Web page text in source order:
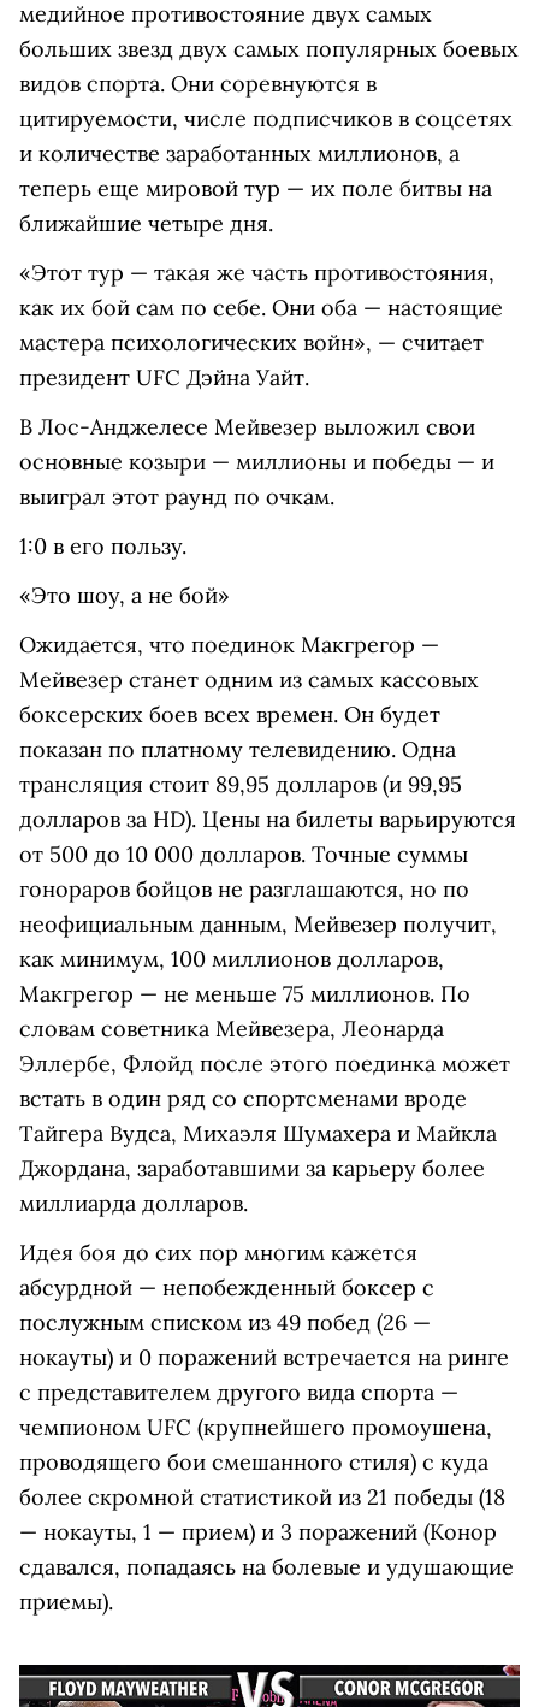
медийное противостояние двух самых
больших звезд двух самых популярных боевых
видов спорта. Они соревнуются в
цитируемости, числе подписчиков в соцсетях
и количестве заработанных миллионов, а
теперь еще мировой тур — их поле битвы на
ближайшие четыре дня.
«Этот тур — такая же часть противостояния,
как их бой сам по себе. Они оба — настоящие
мастера психологических войн», — считает
президент UFC Дэйна Уайт.
В Лос-Анджелесе Мейвезер выложил свои
основные козыри — миллионы и победы — и
выиграл этот раунд по очкам.
1:0 в его пользу.
«Это шоу, а не бой»
Ожидается, что поединок Макгрегор —
Мейвезер станет одним из самых кассовых
боксерских боев всех времен. Он будет
показан по платному телевидению. Одна
трансляция стоит 89,95 долларов (и 99,95
долларов за HD). Цены на билеты варьируются
от 500 до 10 000 долларов. Точные суммы
гонораров бойцов не разглашаются, но по
неофициальным данным, Мейвезер получит,
как минимум, 100 миллионов долларов,
Макгрегор — не меньше 75 миллионов. По
словам советника Мейвезера, Леонарда
Эллербе, Флойд после этого поединка может
встать в один ряд со спортсменами вроде
Тайгера Вудса, Михаэля Шумахера и Майкла
Джордана, заработавшими за карьеру более
миллиарда долларов.
Идея боя до сих пор многим кажется
абсурдной — непобежденный боксер с
послужным списком из 49 побед (26 —
нокауты) и 0 поражений встречается на ринге
с представителем другого вида спорта —
чемпионом UFC (крупнейшего промоушена,
проводящего бои смешанного стиля) с куда
более скромной статистикой из 21 победы (18
— нокауты, 1 — прием) и 3 поражений (Конор
сдавался, попадаясь на болевые и удушающие
приемы).